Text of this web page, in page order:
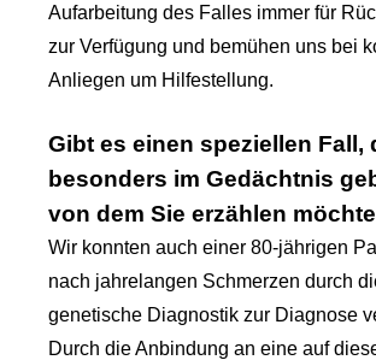
Aufarbeitung des Falles immer für
zur Verfügung und bemühen uns bei
Anliegen um Hilfestellung.
Gibt es einen speziellen Fall,
besonders im Gedächtnis
von dem Sie erzählen
Wir konnten auch einer 80-jährigen
nach jahrelangen Schmerzen durch
genetische Diagnostik zur Diagnose
Durch die Anbindung an eine auf